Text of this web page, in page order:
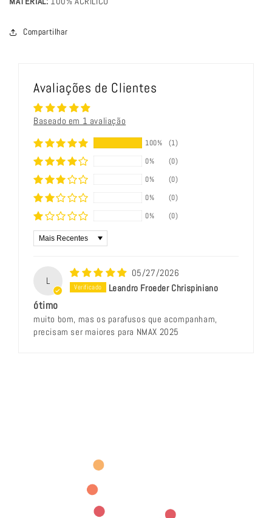
Compartilhar
Avaliações de Clientes
Baseado em 1 avaliação
100%
(1)
0%
(0)
0%
(0)
0%
(0)
0%
(0)
Sort by
L
05/27/2026
Leandro Froeder Chrispiniano
ótimo
muito bom, mas os parafusos que acompanham,
precisam ser maiores para NMAX 2025